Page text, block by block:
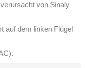
von Sinaly
auf dem linken Flügel